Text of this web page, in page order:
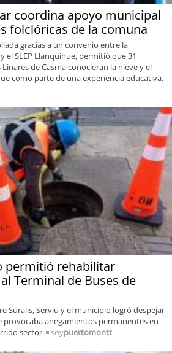
coordina apoyo municipal
folclóricas de la comuna
gracias a un convenio entre la
el SLEP Llanquihue, permitió que 31
de Casma conocieran la nieve y el
como parte de una experiencia educativa.
permitió rehabilitar
Terminal de Buses de
Suralis, Serviu y el municipio logró despejar
anegamientos permanentes en
sector.
soypuertomontt